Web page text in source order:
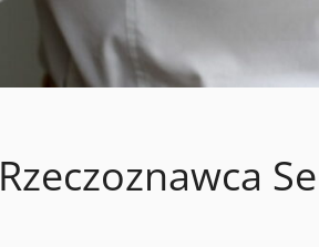
Rzeczoznawca